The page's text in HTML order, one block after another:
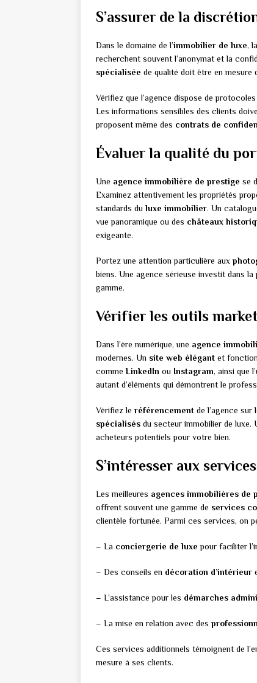
S’assurer de la
Dans le domaine de l’immobilier de luxe,
recherchent souvent l’anonymat et la
spécialisée de qualité doit être en
Vérifiez que l’agence dispose de
Les informations sensibles des clients
proposent même des contrats de
Évaluer la qualité du
Une agence immobilière de prestige se
Examinez attentivement les propriétés
standards du luxe immobilier. Un
vue panoramique ou des châteaux
exigeante.
Portez une attention particulière aux
biens. Une agence sérieuse investit dans
gamme.
Vérifier les outils
Dans l’ère numérique, une agence
modernes. Un site web élégant et
commeLinkedIn ou Instagram, ainsi que
autant d’éléments qui démontrent le
Vérifiez le référencement de l’agence
spécialisés du secteur immobilier de luxe.
acheteurs potentiels pour votre bien.
S’intéresser aux
Les meilleures agences immobilières de
offrent souvent une gamme de services
clientèle fortunée. Parmi ces services, on
– La conciergerie de luxe pour faciliter
– Des conseils en décoration d’intérieur
– L’assistance pour les démarches
– La mise en relation avec des
Ces services additionnels témoignent de
mesure à ses clients.